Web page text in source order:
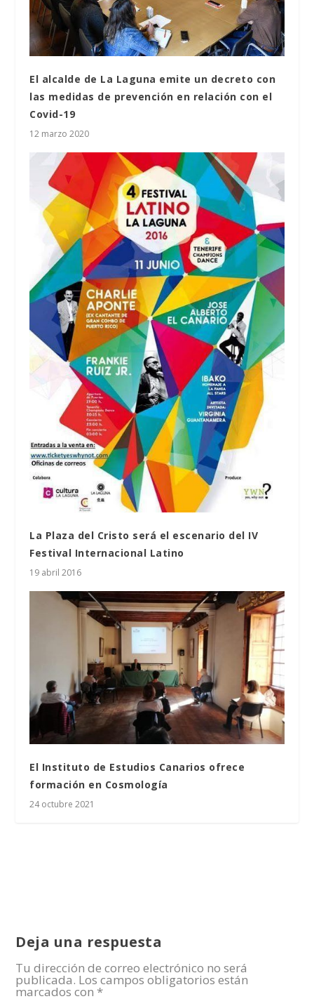
El alcalde de La Laguna emite un decreto con
las medidas de prevención en relación con el
Covid-19
12 marzo 2020
La Plaza del Cristo será el escenario del IV
Festival Internacional Latino
19 abril 2016
El Instituto de Estudios Canarios ofrece
formación en Cosmología
24 octubre 2021
Deja una respuesta
Tu dirección de correo electrónico no será
publicada. Los campos obligatorios están
marcados con *